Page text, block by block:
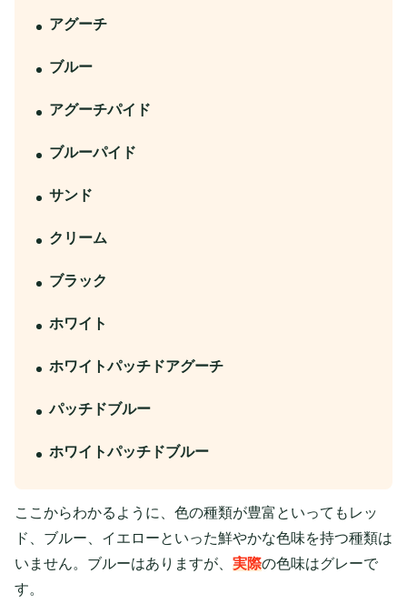
アグーチ
ブルー
アグーチパイド
ブルーパイド
サンド
クリーム
ブラック
ホワイト
ホワイトパッチドアグーチ
パッチドブルー
ホワイトパッチドブルー
ここからわかるように、色の種類が豊富といってもレッ
ド、ブルー、イエローといった鮮やかな色味を持つ種類は
いません。ブルーはありますが、 実際の色味はグレーで
す。